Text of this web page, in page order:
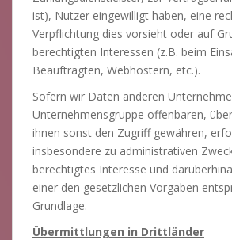
ist), Nutzer eingewilligt haben, eine
Verpflichtung dies vorsieht oder auf
berechtigten Interessen (z.B. beim
Beauftragten, Webhostern, etc.).
Sofern wir Daten anderen
Unternehmensgruppe offenbaren,
ihnen sonst den Zugriff gewähren,
insbesondere zu administrativen
berechtigtes Interesse und
einer den gesetzlichen Vorgaben
Grundlage.
Übermittlungen in Drittländer